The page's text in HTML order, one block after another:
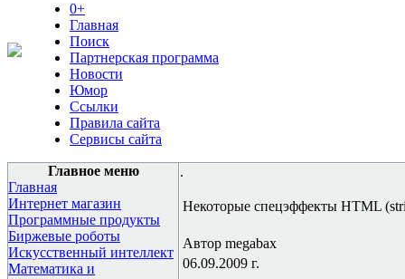
0+
Главная
Поиск
Партнерская программа
Новости
Юмор
Ссылки
Правила сайта
Сервисы сайта
Главное меню
Главная
Интернет магазин
Программные продукты
Биржевые роботы
Искусственный интеллект
Математика и
.
Некоторые спецэффекты HTML
Автор megabax
06.09.2009 г.